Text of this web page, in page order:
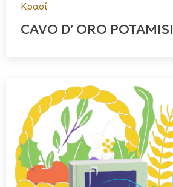
Κρασί
CAVO D’ ORO POTAMISI